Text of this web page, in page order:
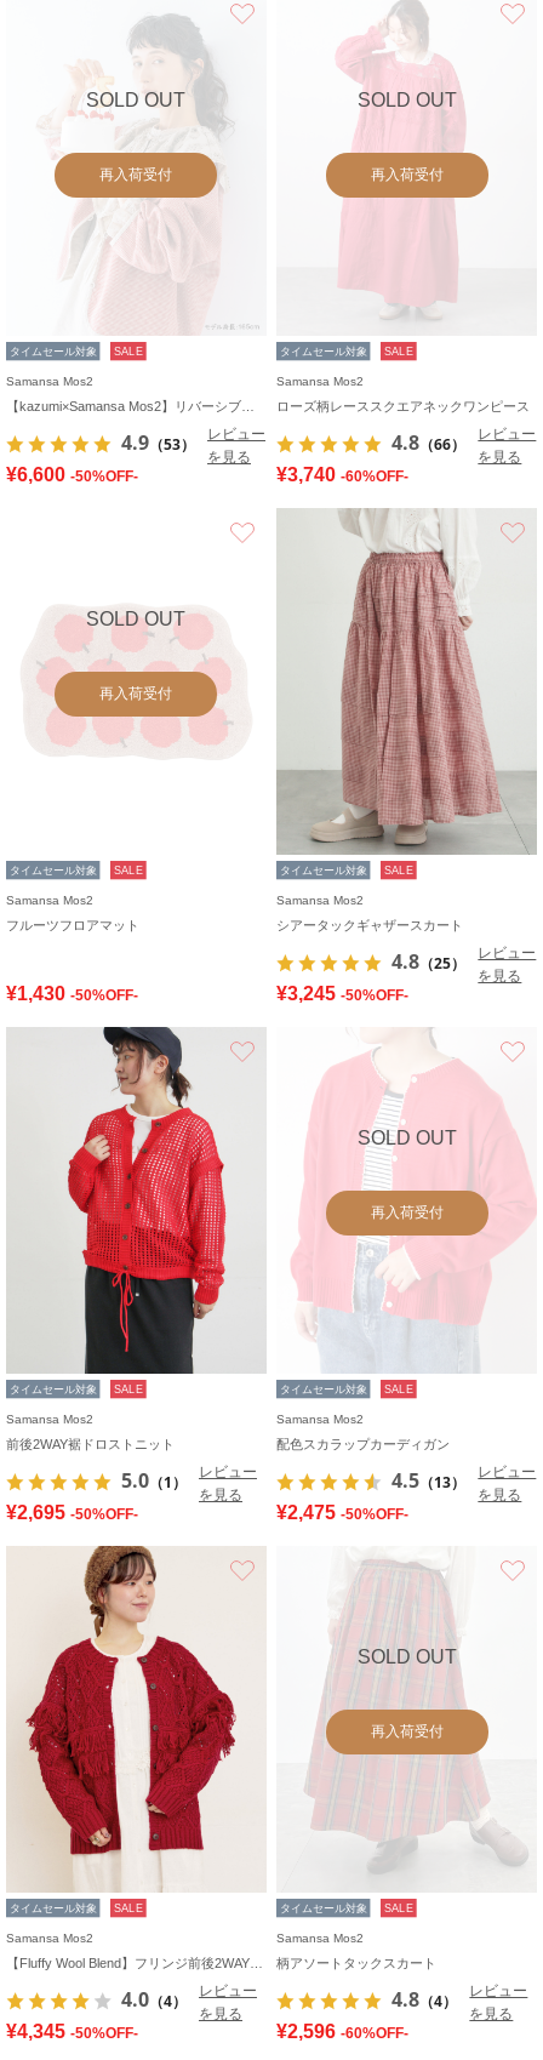
SOLD OUT
再入荷受付
タイムセール対象 SALE
Samansa Mos2
4.9 （53）
レビュー
を見る
¥6,600 -50%OFF-
SOLD OUT
再入荷受付
タイムセール対象 SALE
Samansa Mos2
ローズ柄レーススクエアネックワンピース
4.8 （66）
レビュー
を見る
¥3,740 -60%OFF-
SOLD OUT
再入荷受付
お気に入り
タイムセール対象 SALE
Samansa Mos2
フルーツフロアマット
¥1,430 -50%OFF-
タイムセール対象 SALE
Samansa Mos2
シアータックギャザースカート
4.8 （25）
レビュー
を見る
¥3,245 -50%OFF-
タイムセール対象 SALE
Samansa Mos2
前後2WAY裾ドロストニット
5.0 （1）
レビュー
を見る
¥2,695 -50%OFF-
SOLD OUT
再入荷受付
タイムセール対象 SALE
Samansa Mos2
配色スカラップカーディガン
4.5 （13）
レビュー
を見る
¥2,475 -50%OFF-
タイムセール対象 SALE
Samansa Mos2
4.0 （4）
レビュー
を見る
¥4,345 -50%OFF-
SOLD OUT
再入荷受付
タイムセール対象 SALE
Samansa Mos2
柄アソートタックスカート
4.8 （4）
レビュー
を見る
¥2,596 -60%OFF-